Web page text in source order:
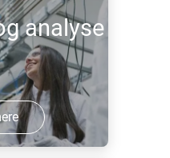
analyse